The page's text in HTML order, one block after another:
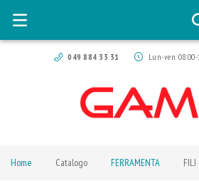
049 884 33 31 Lun-ven
Home Catalogo FERRAMENTA FILI